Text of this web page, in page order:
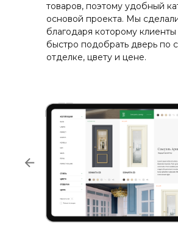
товаров, поэтому удобный
основой проекта. Мы
благодаря которому клиенты
быстро подобрать дверь по
отделке, цвету и цене.